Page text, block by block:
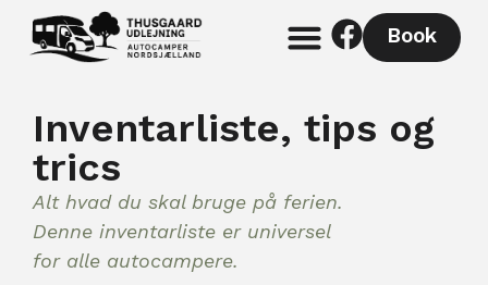
Book
Inventarliste, tips og
trics
Alt hvad du skal bruge på ferien.
Denne inventarliste er universel
for alle autocampere.